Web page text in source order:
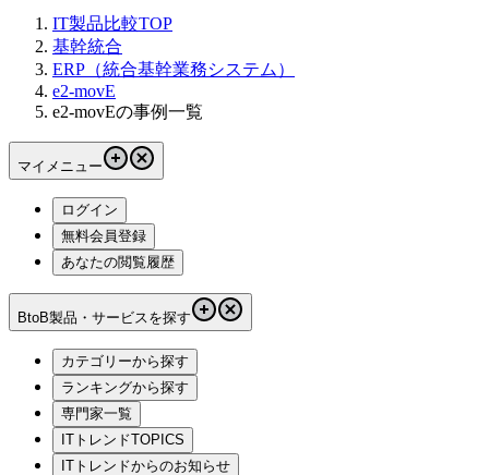
IT製品比較TOP
基幹統合
ERP（統合基幹業務システム）
e2-movE
e2-movEの事例一覧
マイメニュー
ログイン
無料会員登録
あなたの閲覧履歴
BtoB製品・サービスを探す
カテゴリーから探す
ランキングから探す
専門家一覧
ITトレンドTOPICS
ITトレンドからのお知らせ